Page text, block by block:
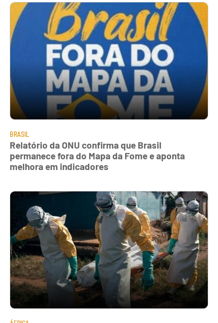
BRASIL
Relatório da ONU confirma que Brasil
permanece fora do Mapa da Fome e aponta
melhora em indicadores